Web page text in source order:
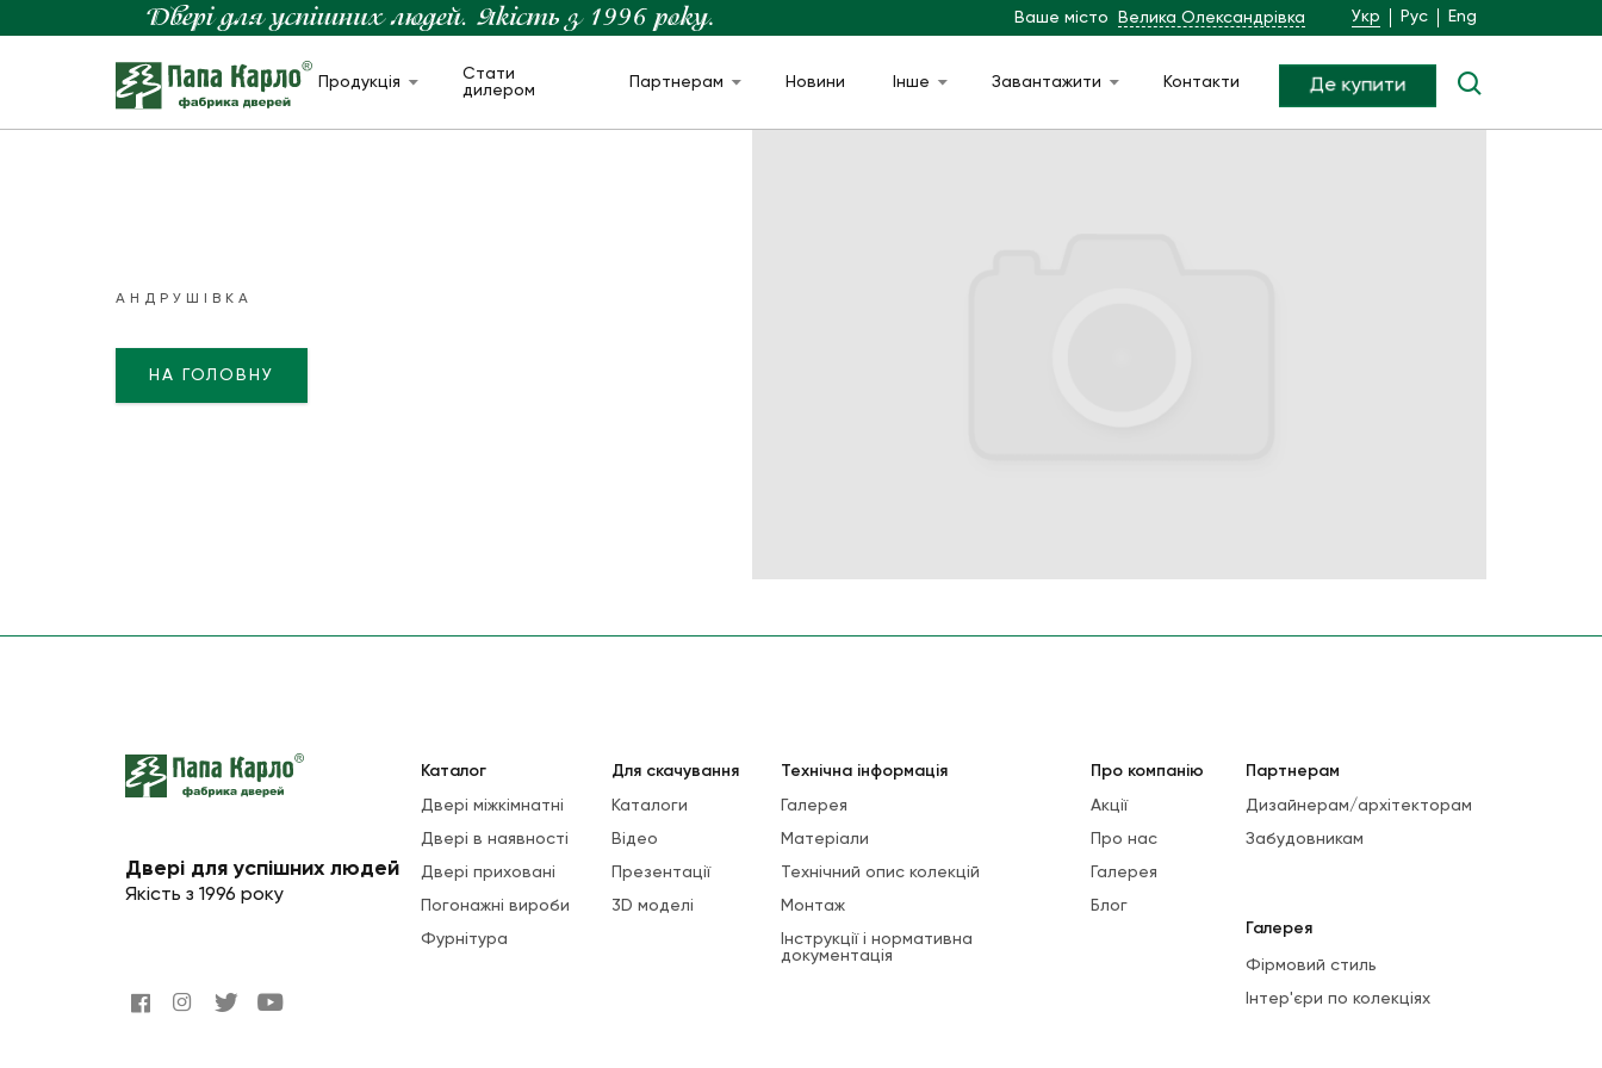
Ваше місто Велика Олександрівка Укр Рус Eng
Продукція
Стати
дилером
Партнерам Новини Інше Завантажити Контакти Де купити
АНДРУШІВКА
НА ГОЛОВНУ
Двері для успішних людей
Якість з 1996 року
Каталог
Двері міжкімнатні
Двері в наявності
Двері приховані
Погонажні вироби
Фурнітура
Для скачування
Каталоги
Відео
Презентації
3D моделі
Технічна інформація
Галерея
Матеріали
Технічний опис колекцій
Монтаж
Інструкції і нормативна
документація
Про компанію
Акції
Про нас
Галерея
Блог
Партнерам
Дизайнерам/архітекторам
Забудовникам
Галерея
Фірмовий стиль
Інтер'єри по колекціях